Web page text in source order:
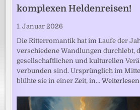
komplexen Heldenreisen!
1. Januar 2026
Die Ritterromantik hat im Laufe der
verschiedene Wandlungen durchlebt,
gesellschaftlichen und kulturellen
verbunden sind. Ursprünglich im
blühte sie in einer Zeit, in…